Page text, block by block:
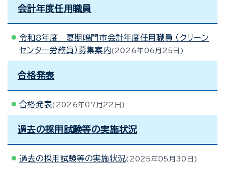
会計年度任用職員
令和8年度 夏期鳴門市会計年度任用職員 （クリーン
センター労務員）募集案内
2026年06月25日
合格発表
合格発表 2026年07月22日
過去の採用試験等の実施状況
過去の採用試験等の実施状況 2025年05月30日